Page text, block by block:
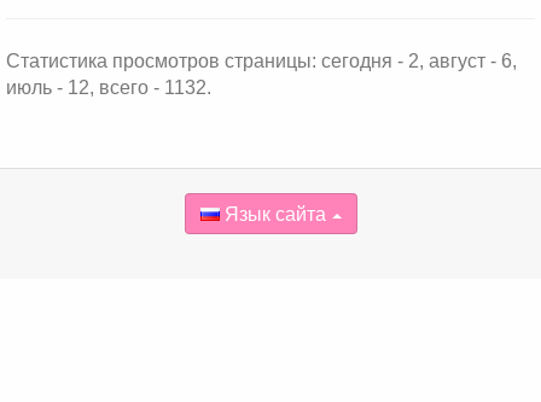
Статистика просмотров страницы: сегодня - 2, август - 6,
июль - 12, всего - 1132.
Язык сайта